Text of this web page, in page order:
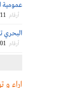
عمومية
أرقام
البحري توقع عقد شراء
أرقام
اراء و